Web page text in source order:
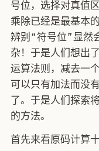
号位，选择对真值
乘除已经是最基本
辨别“符号位”显然
杂！于是人们想出
运算法则，减去一
可以只有加法而没
了。于是人们探索
的方法。
首先来看原码计算